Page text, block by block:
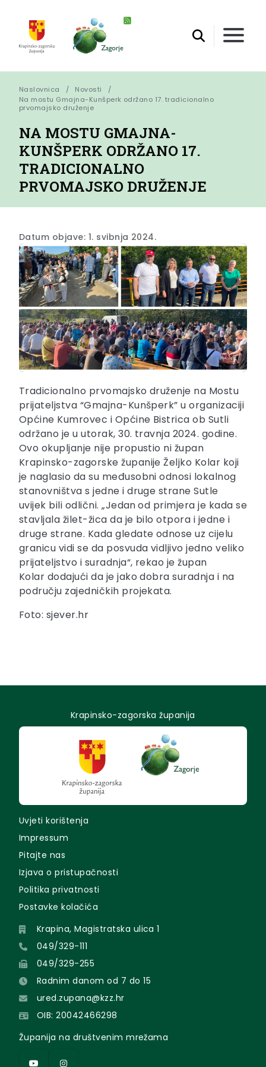
Naslovnica
Novosti
Na mostu Gmajna-Kunšperk održano 17. tradicionalno
prvomajsko druženje
NA MOSTU GMAJNA-
KUNŠPERK ODRŽANO 17.
TRADICIONALNO
PRVOMAJSKO DRUŽENJE
Datum objave: 1. svibnja 2024.
Tradicionalno prvomajsko druženje na Mostu
prijateljstva “Gmajna-Kunšperk” u organizaciji
Općine Kumrovec i Općine Bistrica ob Sutli
održano je u utorak, 30. travnja 2024. godine.
Ovo okupljanje nije propustio ni župan
Krapinsko-zagorske županije Željko Kolar koji
je naglasio da su međusobni odnosi lokalnog
stanovništva s jedne i druge strane Sutle
uvijek bili odlični. „Jedanod primjera je kada se
stavljala žilet-žica da je bilo otpora i jedne i
druge strane. Kada gledate odnose uz cijelu
granicu vidi se da posvuda vidljivo jedno veliko
prijateljstvo i suradnja“, rekao je župan
Kolar dodajući da je jako dobra suradnja i na
području zajedničkih projekata.
Foto: sjever.hr
Krapinsko-zagorska županija
Uvjeti korištenja
Impressum
Pitajte nas
Izjava o pristupačnosti
Politika privatnosti
Postavke kolačića
Krapina, Magistratska ulica 1
049/329-111
049/329-255
Radnim danom od 7 do 15
ured.zupana@kzz.hr
OIB: 20042466298
Županija na društvenim mrežama